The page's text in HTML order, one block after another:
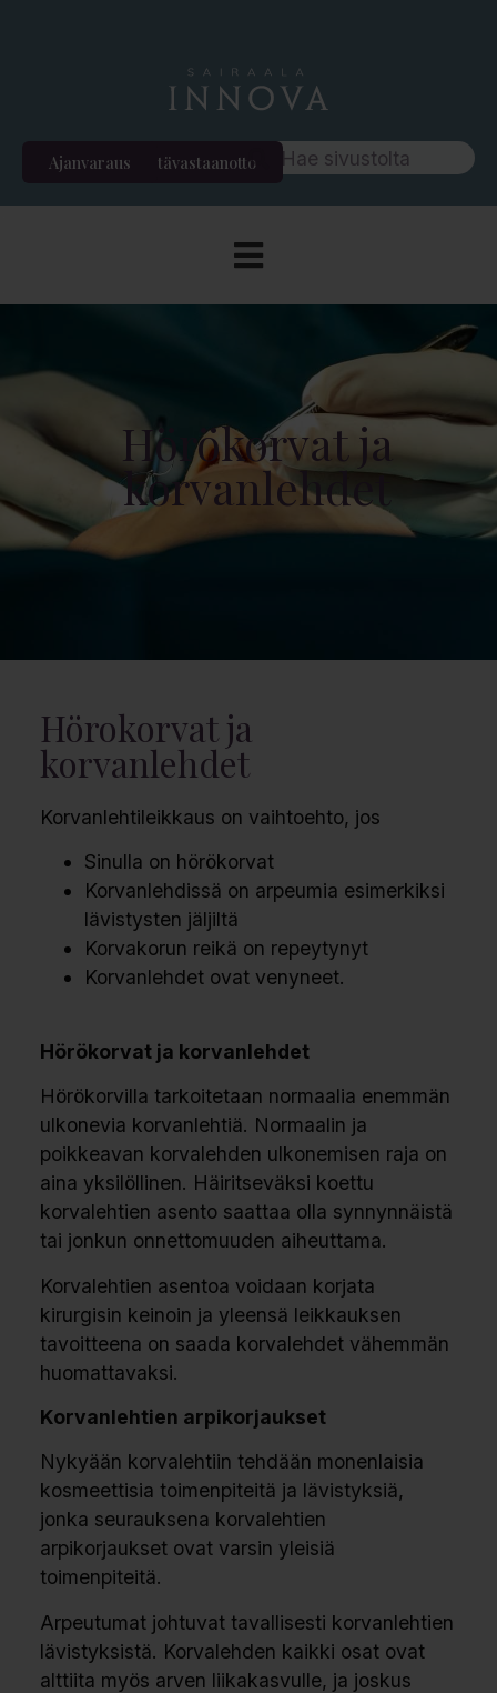
Etävastaanotto
Ajanvaraus
Hörökorvat ja
korvanlehdet
Hörokorvat ja
korvanlehdet
Korvanlehtileikkaus on vaihtoehto, jos
Sinulla on hörökorvat
Korvanlehdissä on arpeumia esimerkiksi
lävistysten jäljiltä
Korvakorun reikä on repeytynyt
Korvanlehdet ovat venyneet.
Hörökorvat ja korvanlehdet
Hörökorvilla tarkoitetaan normaalia enemmän
ulkonevia korvanlehtiä. Normaalin ja
poikkeavan korvalehden ulkonemisen raja on
aina yksilöllinen. Häiritseväksi koettu
korvalehtien asento saattaa olla synnynnäistä
tai jonkun onnettomuuden aiheuttama.
Korvalehtien asentoa voidaan korjata
kirurgisin keinoin ja yleensä leikkauksen
tavoitteena on saada korvalehdet vähemmän
huomattavaksi.
Korvanlehtien arpikorjaukset
Nykyään korvalehtiin tehdään monenlaisia
kosmeettisia toimenpiteitä ja lävistyksiä,
jonka seurauksena korvalehtien
arpikorjaukset ovat varsin yleisiä
toimenpiteitä.
Arpeutumat johtuvat tavallisesti korvanlehtien
lävistyksistä. Korvalehden kaikki osat ovat
alttiita myös arven liikakasvulle, ja joskus